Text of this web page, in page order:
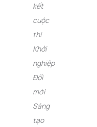
kết
cuộc
thi
Khởi
nghiệp
Đổi
mới
Sáng
tạo